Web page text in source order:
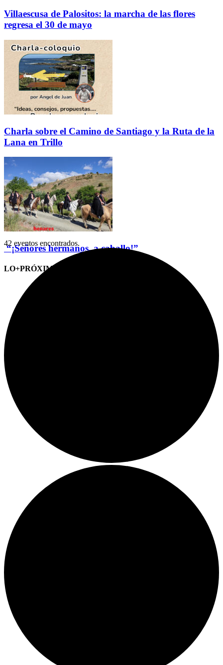
Villaescusa de Palositos: la marcha de las flores
regresa el 30 de mayo
Charla sobre el Camino de Santiago y la Ruta de la
Lana en Trillo
“¡Señores hermanos, a caballo!”
LO+PRÓXIMO (CITAS)
42 eventos encontrados.